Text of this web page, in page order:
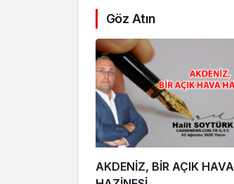
Göz Atın
AKDENİZ, BİR AÇIK HAVA